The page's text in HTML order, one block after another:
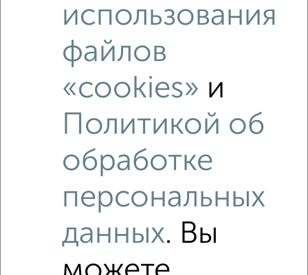
Рядом, с меньшей ценой
Недалеко от Ливенская 33к2 с ценой ниже
использования
файлов
«cookies» и
Политикой об
обработке
персональных
данных. Вы